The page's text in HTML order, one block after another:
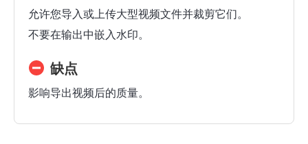
允许您导入或上传大型视频文件并裁剪它们。
不要在输出中嵌入水印。
缺点
影响导出视频后的质量。